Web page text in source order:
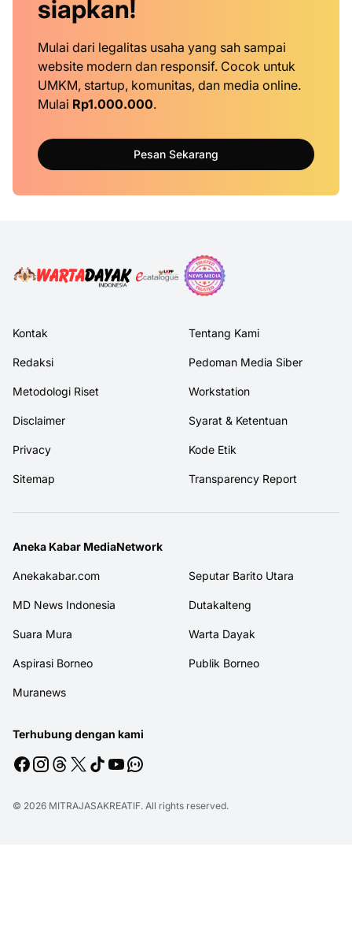
siapkan!
Mulai dari legalitas usaha yang sah sampai
website modern dan responsif. Cocok untuk
UMKM, startup, komunitas, dan media online.
Mulai Rp1.000.000.
Pesan Sekarang
Kontak Tentang Kami
Redaksi Pedoman Media Siber
Metodologi Riset Workstation
Disclaimer Syarat & Ketentuan
Privacy Kode Etik
Sitemap Transparency Report
Aneka Kabar MediaNetwork
Anekakabar.com Seputar Barito Utara
MD News Indonesia Dutakalteng
Suara Mura Warta Dayak
Aspirasi Borneo Publik Borneo
Muranews
Terhubung dengan kami
© 2026 MITRAJASAKREATIF. All rights reserved.